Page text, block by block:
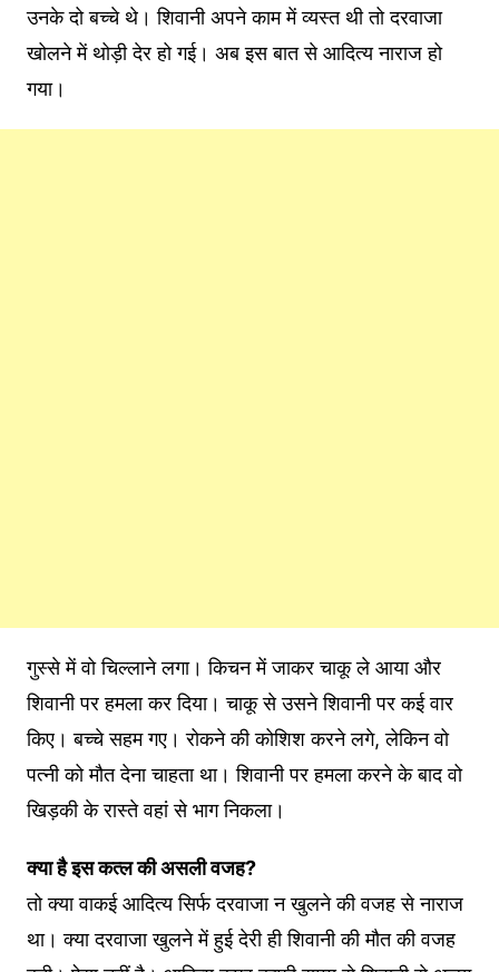
उनके दो बच्चे थे। शिवानी अपने काम में व्यस्त थी तो दरवाजा
खोलने में थोड़ी देर हो गई। अब इस बात से आदित्य नाराज हो
गया।
गुस्से में वो चिल्लाने लगा। किचन में जाकर चाकू ले आया और
शिवानी पर हमला कर दिया। चाकू से उसने शिवानी पर कई वार
किए। बच्चे सहम गए। रोकने की कोशिश करने लगे, लेकिन वो
पत्नी को मौत देना चाहता था। शिवानी पर हमला करने के बाद वो
खिड़की के रास्ते वहां से भाग निकला।
क्या है इस कत्ल की असली वजह?
तो क्या वाकई आदित्य सिर्फ दरवाजा न खुलने की वजह से नाराज
था। क्या दरवाजा खुलने में हुई देरी ही शिवानी की मौत की वजह